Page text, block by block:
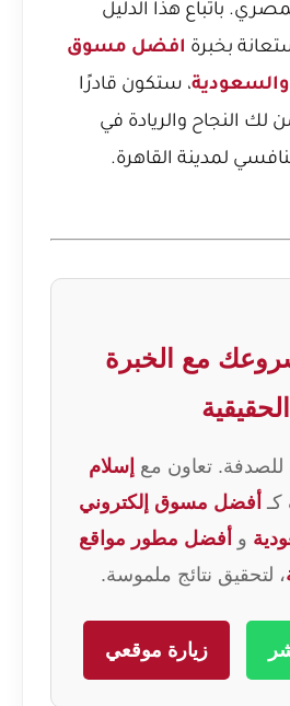
باتباع هذا الدليل
بخبرة افضل مسوق
، ستكون قادرًا
لك النجاح والريادة في
لمدينة القاهرة.
مع الخبرة
الحقيقية
للصدفة. تعاون مع إسلام
كـ أفضل مسوق إلكتروني
و أفضل مطور مواقع
، لتحقيق نتائج ملموسة.
زيارة موقعي